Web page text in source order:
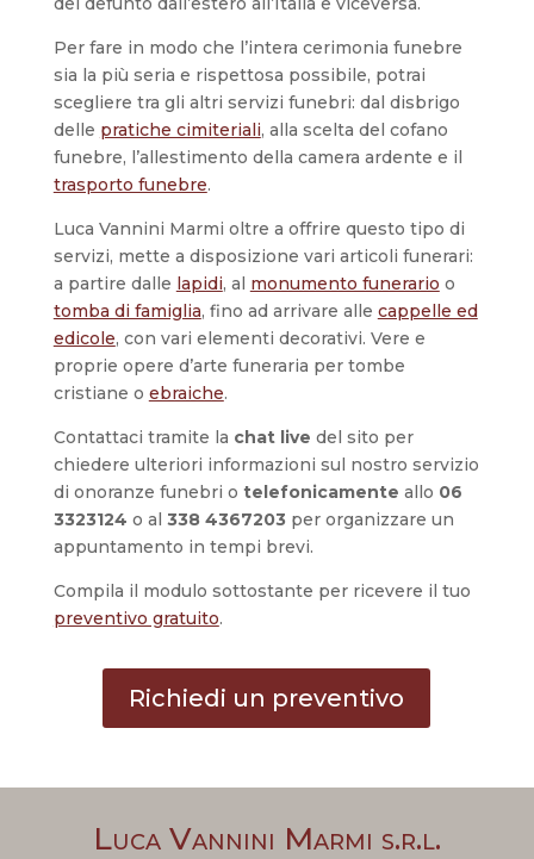
Per fare in modo che l’intera cerimonia funebre
sia la più seria e rispettosa possibile, potrai
scegliere tra gli altri servizi funebri: dal disbrigo
delle pratiche cimiteriali, alla scelta del cofano
funebre, l’allestimento della camera ardente e il
trasporto funebre.
Luca Vannini Marmi oltre a offrire questo tipo di
servizi, mette a disposizione vari articoli funerari:
a partire dalle lapidi, al monumento funerario o
tomba di famiglia, fino ad arrivare alle cappelle ed
edicole, con vari elementi decorativi. Vere e
proprie opere d’arte funeraria per tombe
cristiane o ebraiche.
Contattaci tramite la chat live del sito per
chiedere ulteriori informazioni sul nostro servizio
di onoranze funebri o telefonicamente allo 06
3323124 o al 338 4367203 per organizzare un
appuntamento in tempi brevi.
Compila il modulo sottostante per ricevere il tuo
preventivo gratuito.
Richiedi un preventivo
Luca Vannini Marmi s.r.l.